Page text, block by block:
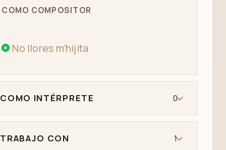
COMO COMPOSITOR
No llores m'hijita
COMO INTÉRPRETE 0
TRABAJO CON 1